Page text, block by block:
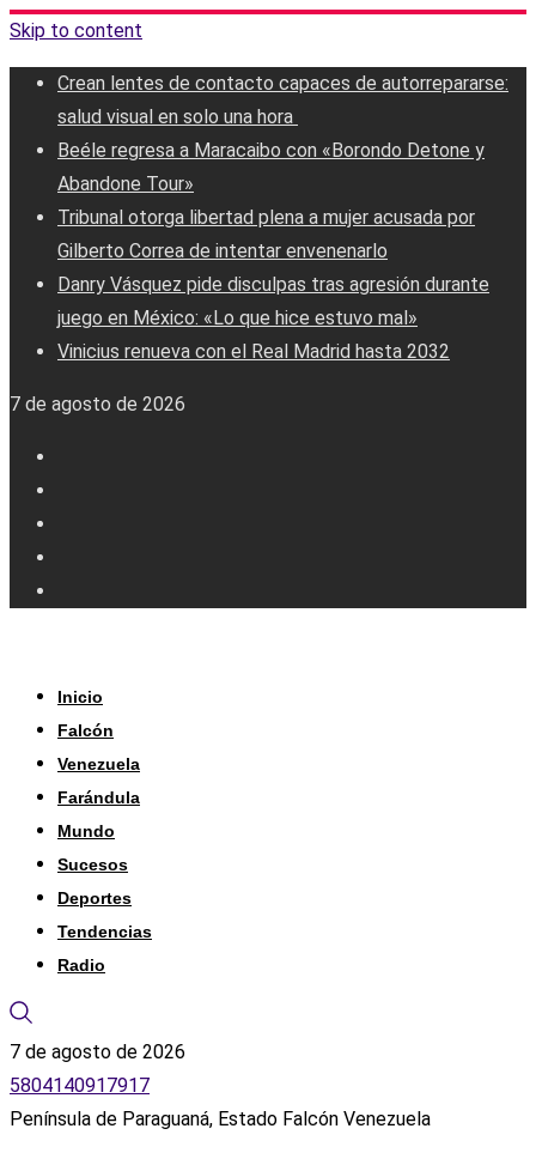
Skip to content
Crean lentes de contacto capaces de autorrepararse:
salud visual en solo una hora ‎
Beéle regresa a Maracaibo con «Borondo Detone y
Abandone Tour»
Tribunal otorga libertad plena a mujer acusada por
Gilberto Correa de intentar envenenarlo
Danry Vásquez pide disculpas tras agresión durante
juego en México: «Lo que hice estuvo mal»
Vinicius renueva con el Real Madrid hasta 2032
7 de agosto de 2026
Inicio
Falcón
Venezuela
Farándula
Mundo
Sucesos
Deportes
Tendencias
Radio
7 de agosto de 2026
5804140917917
Península de Paraguaná, Estado Falcón Venezuela